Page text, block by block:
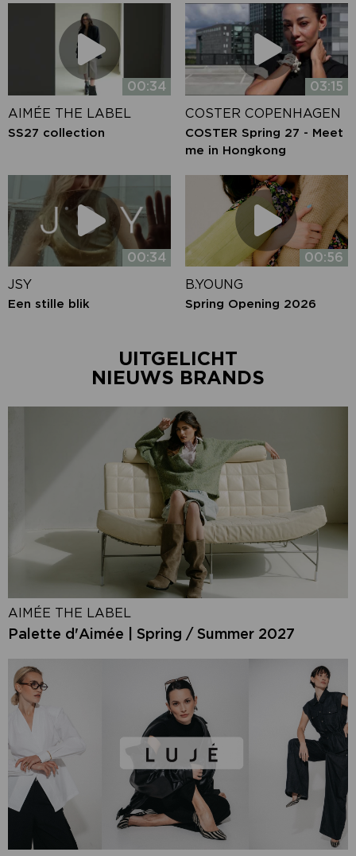
00:34
AIMÉE THE LABEL
SS27 collection
03:15
COSTER COPENHAGEN
COSTER Spring 27 - Meet
me in Hongkong
00:34
JSY
Een stille blik
00:56
B.YOUNG
Spring Opening 2026
UITGELICHT
NIEUWS BRANDS
AIMÉE THE LABEL
Palette d'Aimée | Spring / Summer 2027